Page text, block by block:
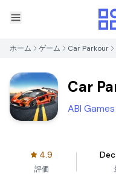
ホーム ゲーム Car Parkour
Car
ABI
4.9
評価